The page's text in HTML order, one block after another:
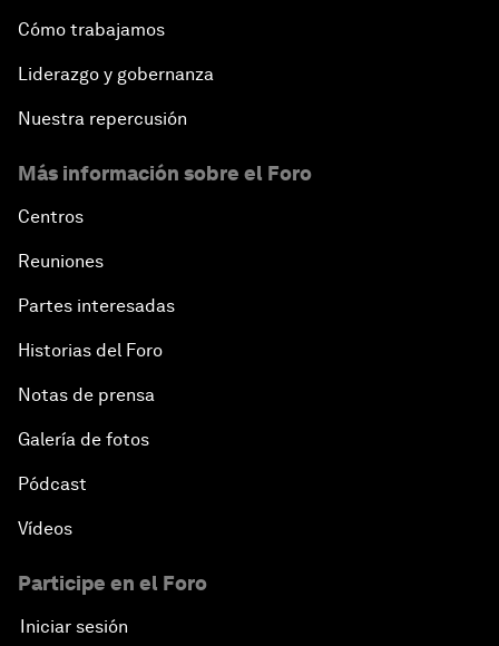
Cómo trabajamos
Liderazgo y gobernanza
Nuestra repercusión
Más información sobre el Foro
Centros
Reuniones
Partes interesadas
Historias del Foro
Notas de prensa
Galería de fotos
Pódcast
Vídeos
Participe en el Foro
Iniciar sesión